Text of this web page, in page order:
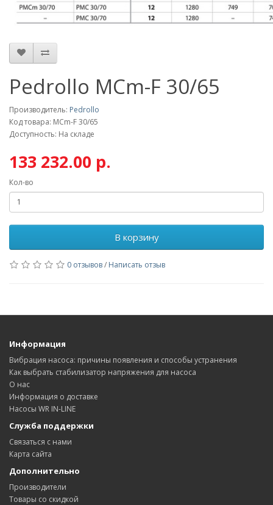
Pedrollo MCm-F 30/65
Производитель: Pedrollo
Код товара: MCm-F 30/65
Доступность: На складе
133 232.00 р.
Кол-во
В корзину
0 отзывов/ Написать отзыв
Информация
Вибрация насоса: причины появления и способы устранения
Как выбрать стабилизатор напряжения для насоса
О нас
Информация о доставке
Насосы WR IN-LINE
Служба поддержки
Связаться с нами
Карта сайта
Дополнительно
Производители
Товары со скидкой